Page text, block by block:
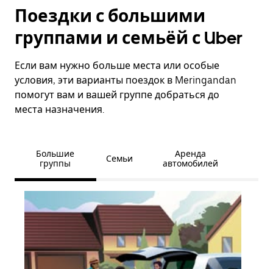
Поездки с большими
группами и семьёй с Uber
Если вам нужно больше места или особые
условия, эти варианты поездок в Meringandan
помогут вам и вашей группе добраться до
места назначения.
Большие
группы
Семьи
Аренда
автомобилей